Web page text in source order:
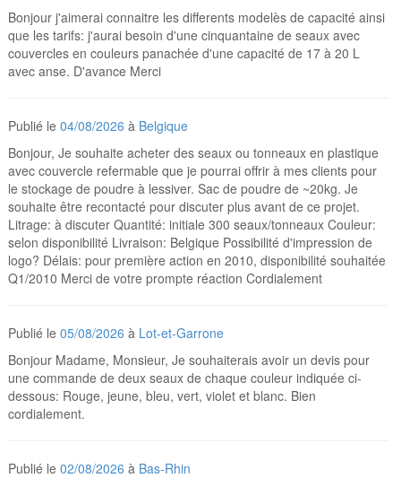
Bonjour j'aimerai connaitre les differents modelès de capacité ainsi
que les tarifs: j'aurai besoin d'une cinquantaine de seaux avec
couvercles en couleurs panachée d'une capacité de 17 à 20 L
avec anse. D'avance Merci
Publié le04/08/2026 à Belgique
Bonjour, Je souhaite acheter des seaux ou tonneaux en plastique
avec couvercle refermable que je pourrai offrir à mes clients pour
le stockage de poudre à lessiver. Sac de poudre de ~20kg. Je
souhaite être recontacté pour discuter plus avant de ce projet.
Litrage: à discuter Quantité: initiale 300 seaux/tonneaux Couleur:
selon disponibilité Livraison: Belgique Possibilité d'impression de
logo? Délais: pour première action en 2010, disponibilité souhaitée
Q1/2010 Merci de votre prompte réaction Cordialement
Publié le05/08/2026 à Lot-et-Garrone
Bonjour Madame, Monsieur, Je souhaiterais avoir un devis pour
une commande de deux seaux de chaque couleur indiquée ci-
dessous: Rouge, jeune, bleu, vert, violet et blanc. Bien
cordialement.
Publié le02/08/2026 à Bas-Rhin